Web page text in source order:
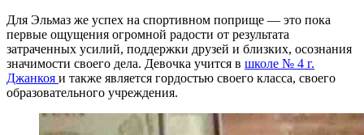
Для Эльмаз же успех на спортивном поприще — это пока
первые ощущения огромной радости от результата
затраченных усилий, поддержки друзей и близких, осознания
значимости своего дела. Девочка учится в школе № 4 г.
Джанкоя и также является гордостью своего класса, своего
образовательного учреждения.